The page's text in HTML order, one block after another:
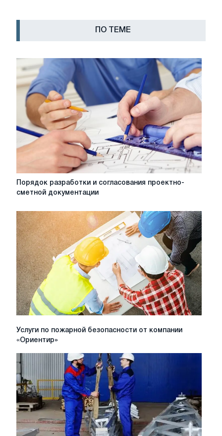
ПО ТЕМЕ
Порядок
разработки
согласования
проектно-
сметной
документации
Порядок разработки и согласования проектно-
сметной документации
Услуги
по
от
компании
«Ориентир»
Услуги по пожарной безопасности от компании
«Ориентир»